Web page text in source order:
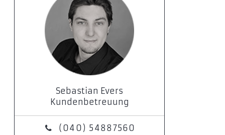
Sebastian Evers
Kundenbetreuung
(040) 54887560